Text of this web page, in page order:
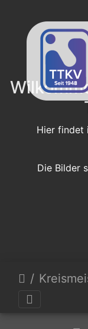
Hier findet
Die Bilder